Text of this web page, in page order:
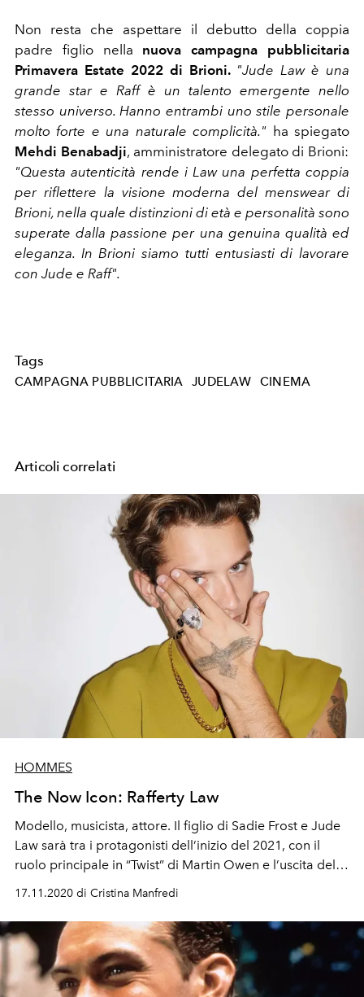
Non resta che aspettare il debutto della coppia
padre figlio nella nuova campagna pubblicitaria
Primavera Estate 2022 di Brioni. "Jude Law è una
grande star e Raff è un talento emergente nello
stesso universo. Hanno entrambi uno stile personale
molto forte e una naturale complicità." ha spiegato
Mehdi Benabadji, amministratore delegato di Brioni:
"Questa autenticità rende i Law una perfetta coppia
per riflettere la visione moderna del menswear di
Brioni, nella quale distinzioni di età e personalità sono
superate dalla passione per una genuina qualità ed
eleganza. In Brioni siamo tutti entusiasti di lavorare
con Jude e Raff".
Tags
CAMPAGNA PUBBLICITARIA JUDELAW CINEMA
Articoli correlati
HOMMES
The Now Icon: Rafferty Law
Modello, musicista, attore. Il figlio di Sadie Frost e Jude
Law sarà tra i protagonisti dell’inizio del 2021, con il
ruolo principale in “Twist” di Martin Owen e l’uscita del
primo album della sua band, gli Outer Stella Overdrive
17.11.2020 di Cristina Manfredi